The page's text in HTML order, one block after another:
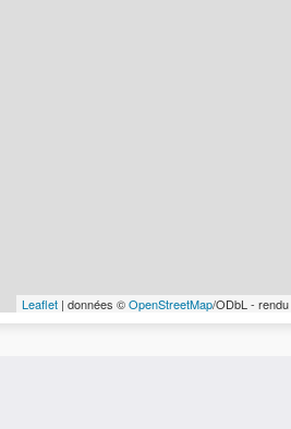
Leaflet | données ©OpenStreetMap/ODbL - rendu